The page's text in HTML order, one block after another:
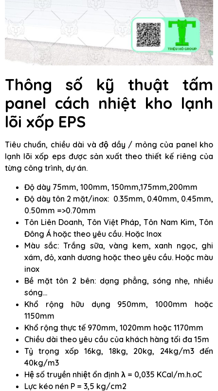
Thông số kỹ thuật tấm
panel cách nhiệt kho lạnh
lõi xốp EPS
Tiêu chuẩn, chiều dài và độ dầy / mỏng của panel kho
lạnh lõi xốp eps được sản xuất theo thiết kế riêng của
từng công trình, dự án.
Độ dày 75mm, 100mm, 150mm,175mm,200mm
Độ dày tôn 2 mặt/inox: 0.35mm, 0.40mm, 0.45mm,
0.50mm =>0.70mm
Tôn Liên Doanh, Tôn Việt Pháp, Tôn Nam Kim, Tôn
Đông Á hoặc theo yêu cầu. Hoặc Inox
Màu sắc: Trắng sữa, vàng kem, xanh ngọc, ghi
xám, đỏ, xanh dương hoặc theo yêu cầu. Hoặc màu
inox
Bề mặt tôn 2 bên: dạng phẳng, sóng nhẹ, nhiều
sóng…
Khổ rộng hữu dụng 950mm, 1000mm hoặc
1150mm
Khổ rộng thực tế 970mm, 1020mm hoặc 1170mm
Chiều dài theo yêu cầu của khách hàng tối đa 15m
Tỷ trọng xốp 16kg, 18kg, 20kg, 24kg/m3 đến
40kg/m3
Hệ số truyền nhiệt ổn định λ = 0,035 KCal/m.h.oC
Lực kéo nén P = 3,5 kg/cm2